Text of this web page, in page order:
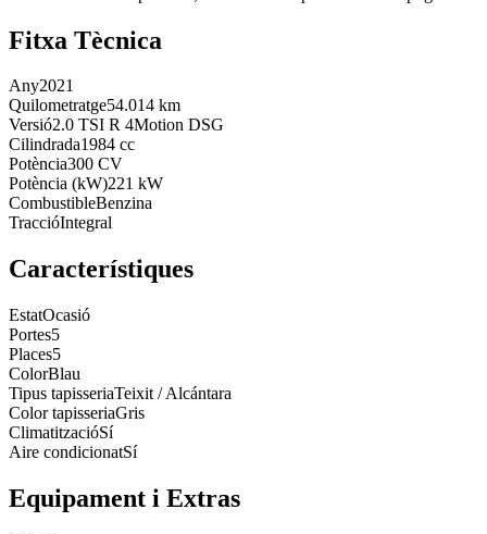
Fitxa Tècnica
Any2021
Quilometratge54.014 km
Versió2.0 TSI R 4Motion DSG
Cilindrada1984 cc
Potència300 CV
Potència (kW)221 kW
CombustibleBenzina
TraccióIntegral
Característiques
EstatOcasió
Portes5
Places5
ColorBlau
Tipus tapisseriaTeixit / Alcántara
Color tapisseriaGris
ClimatitzacióSí
Aire condicionatSí
Equipament i Extras